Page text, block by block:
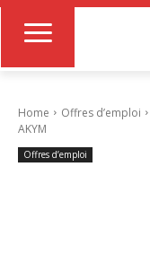
Home Offres d’emploi
AKYM
Offres d’emploi